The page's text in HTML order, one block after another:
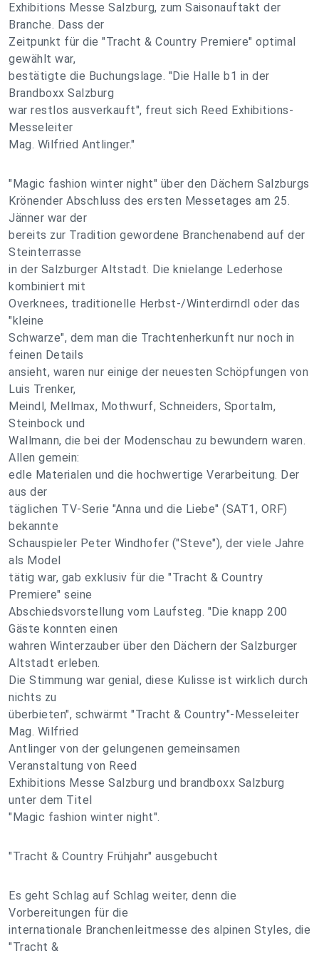
Exhibitions Messe Salzburg, zum Saisonauftakt der
Branche. Dass der
Zeitpunkt für die "Tracht & Country Premiere" optimal
gewählt war,
bestätigte die Buchungslage. "Die Halle b1 in der
Brandboxx Salzburg
war restlos ausverkauft", freut sich Reed Exhibitions-
Messeleiter
Mag. Wilfried Antlinger."
"Magic fashion winter night" über den Dächern Salzburgs
Krönender Abschluss des ersten Messetages am 25.
Jänner war der
bereits zur Tradition gewordene Branchenabend auf der
Steinterrasse
in der Salzburger Altstadt. Die knielange Lederhose
kombiniert mit
Overknees, traditionelle Herbst-/Winterdirndl oder das
"kleine
Schwarze", dem man die Trachtenherkunft nur noch in
feinen Details
ansieht, waren nur einige der neuesten Schöpfungen von
Luis Trenker,
Meindl, Mellmax, Mothwurf, Schneiders, Sportalm,
Steinbock und
Wallmann, die bei der Modenschau zu bewundern waren.
Allen gemein:
edle Materialen und die hochwertige Verarbeitung. Der
aus der
täglichen TV-Serie "Anna und die Liebe" (SAT1, ORF)
bekannte
Schauspieler Peter Windhofer ("Steve"), der viele Jahre
als Model
tätig war, gab exklusiv für die "Tracht & Country
Premiere" seine
Abschiedsvorstellung vom Laufsteg. "Die knapp 200
Gäste konnten einen
wahren Winterzauber über den Dächern der Salzburger
Altstadt erleben.
Die Stimmung war genial, diese Kulisse ist wirklich durch
nichts zu
überbieten", schwärmt "Tracht & Country"-Messeleiter
Mag. Wilfried
Antlinger von der gelungenen gemeinsamen
Veranstaltung von Reed
Exhibitions Messe Salzburg und brandboxx Salzburg
unter dem Titel
"Magic fashion winter night".
"Tracht & Country Frühjahr" ausgebucht
Es geht Schlag auf Schlag weiter, denn die
Vorbereitungen für die
internationale Branchenleitmesse des alpinen Styles, die
"Tracht &